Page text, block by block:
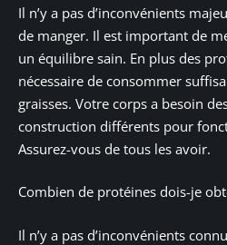
Il n’y a pas d’inconvénients
de manger. Il est important de
un équilibre sain. En plus des
nécessaire de consommer
graisses. Votre corps a besoin
construction différents pour
Assurez-vous de tous les avoir.
Combien de protéines dois-je
Il n’y a pas d’inconvénients